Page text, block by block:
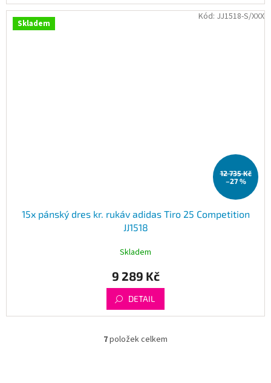
Skladem
12 735 Kč
–27 %
15x pánský dres kr. rukáv adidas Tiro 25 Competition
JJ1518
Skladem
9 289 Kč
DETAIL
Kód: JJ1518-S/XXX
O
7položek celkem